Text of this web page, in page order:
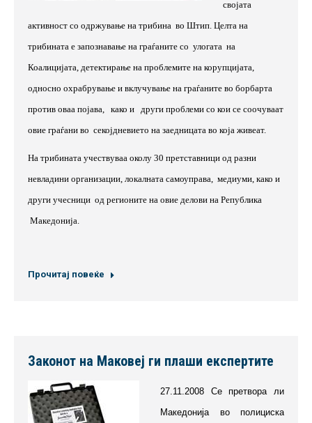
својата
активност со одржување на трибина во Штип. Целта на
трибината е запознавање на граѓаните со улогата на
Коалицијата, детектирање на проблемите на корупцијата,
односно охрабрување и вклучување на граѓаните во борбарта
против оваа појава,
како и
други проблеми со кои се соочуваат
овие граѓани во секојдневието на заедницата во која живеат.
На трибината учествуваа околу 30 претставници од разни
невладини организации, локалната самоуправа,
медиуми, како и
други учесници од регионите на овие делови на Република
Македонија.
Прочитај повеќе
Законот на Маковеј ги плаши експертите
27.11.2008 Се претвора ли
Македонија во полициска